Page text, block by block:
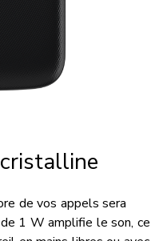
de vos appels sera
1 W amplifie le son, ce